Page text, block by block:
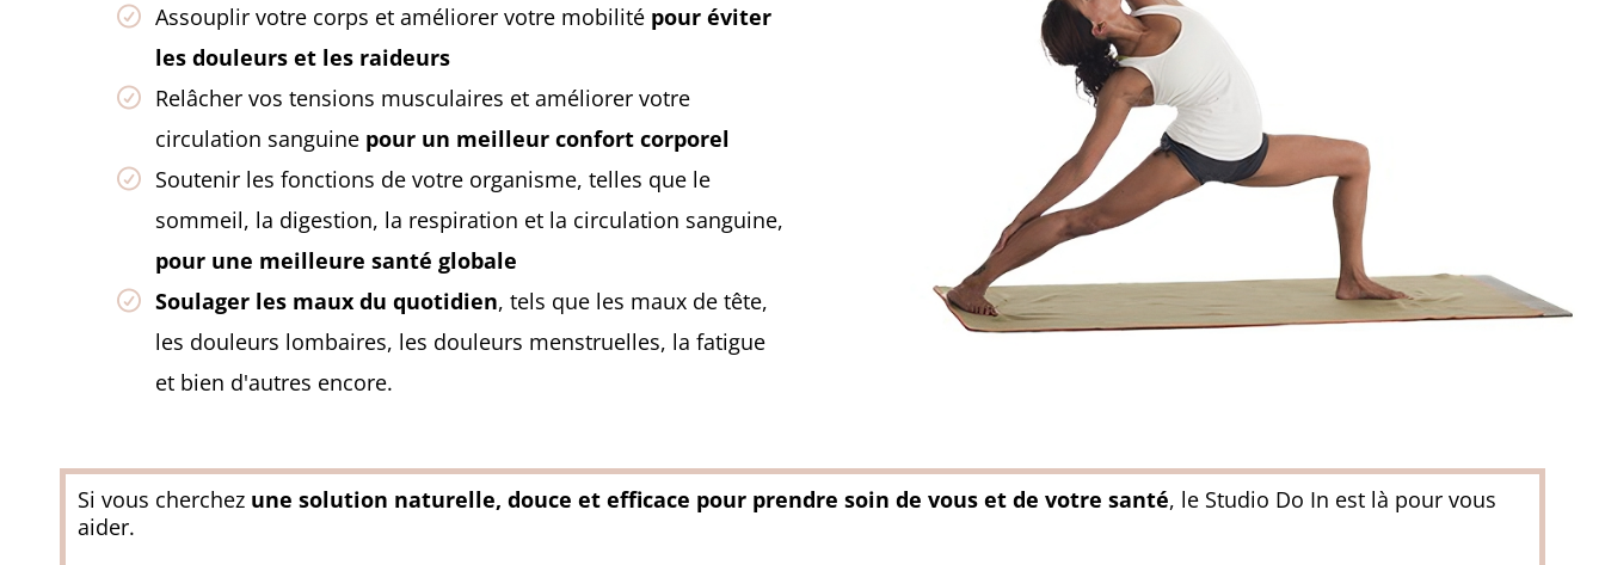
Assouplir votre corps et améliorer votre mobilité pour éviter
les douleurs et les raideurs
Relâcher vos tensions musculaires et améliorer votre
circulation sanguine pour un meilleur confort corporel
Soutenir les fonctions de votre organisme, telles que le
sommeil, la digestion, la respiration et la circulation sanguine,
pour une meilleure santé globale
Soulager les maux du quotidien, tels que les maux de tête,
les douleurs lombaires, les douleurs menstruelles, la fatigue
et bien d'autres encore.
Si vous cherchez une solution naturelle, douce et efficace pour prendre soin de vous et de votre santé, le Studio Do In est là pour vous
aider.